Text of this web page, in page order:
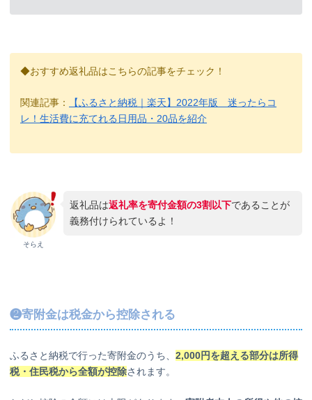
◆おすすめ返礼品はこちらの記事をチェック！
関連記事：
【ふるさと納税｜楽天】2022年版＿迷ったらコ
レ！生活費に充てれる日用品・20品を紹介
そらえ
返礼品は返礼率を寄付金額の3割以下であることが
義務付けられているよ！
❷寄附金は税金から控除される
ふるさと納税で行った寄附金のうち、 2,000円を超える部分は所得
税・住民税から全額が控除されます。